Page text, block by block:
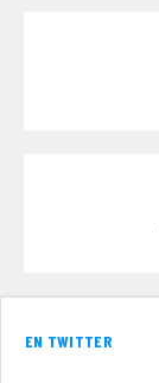
EN TWITTER